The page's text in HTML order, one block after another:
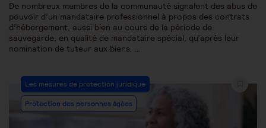
De nombreux membres de la communauté signalent des abus de
pouvoir d’un mandataire professionnel à propos des contrats
d’hébergement, aussi bien au cours de la période de
sauvegarde, en qualité de mandataire spécial, qu’après leur
nomination de tuteur aux biens. …
Post
Category:
Les mesures de protection juridique
Protection des personnes âgées